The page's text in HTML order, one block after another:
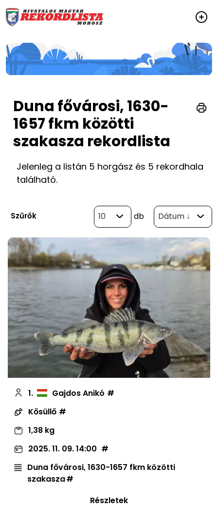
Duna fővárosi, 1630-
1657 fkm közötti
szakasza rekordlista
Jelenleg a listán 5 horgász és 5 rekordhala
található.
Szűrők 10 db Dátum ↓
1.
Gajdos Anikó
Kősüllő
1,38 kg
2025. 11. 09. 14:00
Duna fővárosi, 1630-1657 fkm közötti
szakasza
Részletek